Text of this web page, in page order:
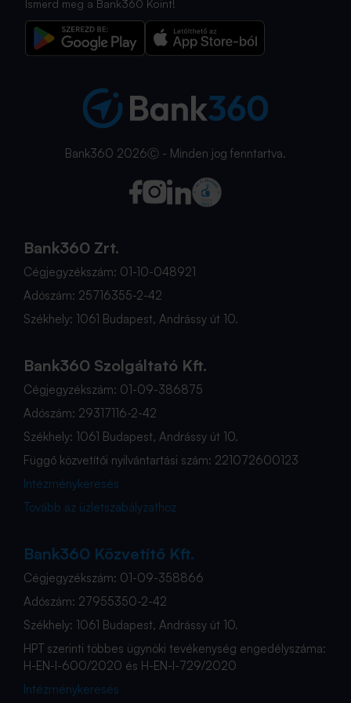
Ismerd meg a Bank360 Koint!
Bank360 2026Ⓒ - Minden jog fenntartva.
Bank360 Zrt.
Cégjegyzékszám: 01-10-048921
Adószám: 25716355-2-42
Székhely: 1061 Budapest, Andrássy út 10.
Bank360 Szolgáltató Kft.
Cégjegyzékszám: 01-09-386875
Adószám: 29317116-2-42
Székhely: 1061 Budapest, Andrássy út 10.
Függő közvetítői nyilvántartási szám: 221072600123
Intézménykeresés
Tovább az üzletszabályzathoz
Bank360 Közvetítő Kft.
Cégjegyzékszám: 01-09-358866
Adószám: 27955350-2-42
Székhely: 1061 Budapest, Andrássy út 10.
HPT szerinti többes ügynöki tevékenység engedélyszáma:
H-EN-I-600/2020 és H-EN-I-729/2020
Intézménykeresés